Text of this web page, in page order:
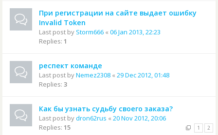
При регистрации на сайте выдает ошибку
Invalid Token
Last post by Storm666 « 06 Jan 2013, 22:23
Replies: 1
респект команде
Last post byNemez2308 « 29 Dec 2012, 01:48
Replies: 3
Как бы узнать судьбу своего заказа?
Last post bydron62rus « 20 Nov 2012, 20:06
Replies: 15 1 2